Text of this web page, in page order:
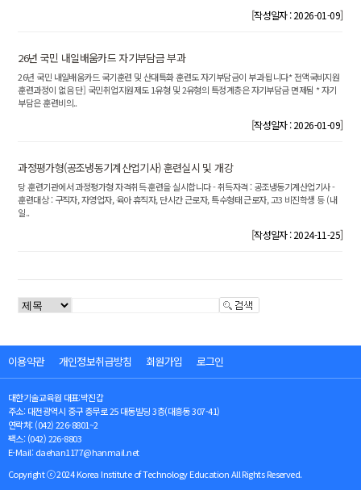
[작성일자 : 2026-01-09]
26년 국민 내일배움카드 자기부담금 부과
26년 국민 내일배움카드 국기훈련 및 산대특화 훈련도 자기부담금이 부과 됩니다* 전액국비지원
훈련과정이 없음 단] 국민취업지원제도 1유형 및 2유형의 특정계층은 자기부담금 면제됨 * 자기
부담은 훈련비의..
[작성일자 : 2026-01-09]
과정평가형(공조냉동기계산업기사) 훈련실시 및 개강
당 훈련기관에서 과정평가형 자격취득 훈련을 실시합니다 - 취득자격 : 공조냉동기계산업기사 -
훈련대상 : 구직자, 자영업자, 육아 휴직자, 단시간 근로자, 특수형태 근로자, 고3 비진학생 등 (내
일..
[작성일자 : 2024-11-25]
이용약관 개인정보취급방침 회원가입 로그인
대한기술교육원 대표:박진갑
주소: 대전광역시 중구 충무로 25 대동빌딩 3층(대흥동 307-41)
연락처: (042) 226-8801~2
팩스: (042) 226-8803
E-Mail: daehan1177@hanmail.net
Copyright ⓒ 2024 Korea Institute of Technology Education All Rights Reserved.